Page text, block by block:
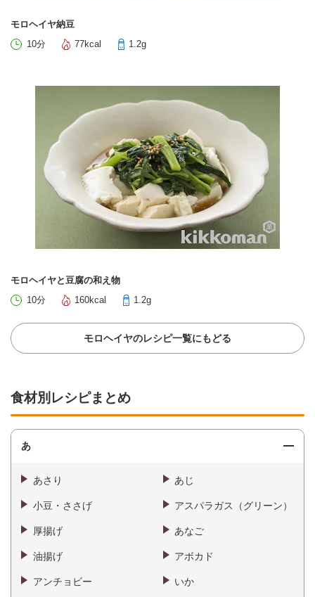
モロヘイヤ納豆
10分
77kcal 1.2g
モロヘイヤと豆腐の和え物
10分
160kcal 1.2g
モロヘイヤのレシピ一覧にもどる
食材別レシピまとめ
あ
あさり あじ
小豆・ささげ アスパラガス（グリーン）
厚揚げ あなご
油揚げ アボカド
アンチョビー いか